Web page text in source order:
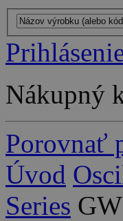
Nákupný
Porovnať
Úvod
Series